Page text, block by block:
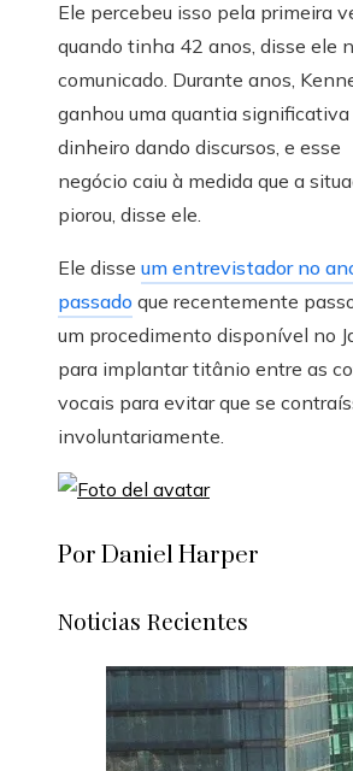
Ele percebeu isso pela primeira
quando tinha 42 anos, disse ele
comunicado. Durante anos,
ganhou uma quantia significativa
dinheiro dando discursos, e esse
negócio caiu à medida que a
piorou, disse ele.
Ele disse um entrevistador no
passado que recentemente
um procedimento disponível no
para implantar titânio entre as
vocais para evitar que se
involuntariamente.
Por Daniel Harper
Noticias Recientes